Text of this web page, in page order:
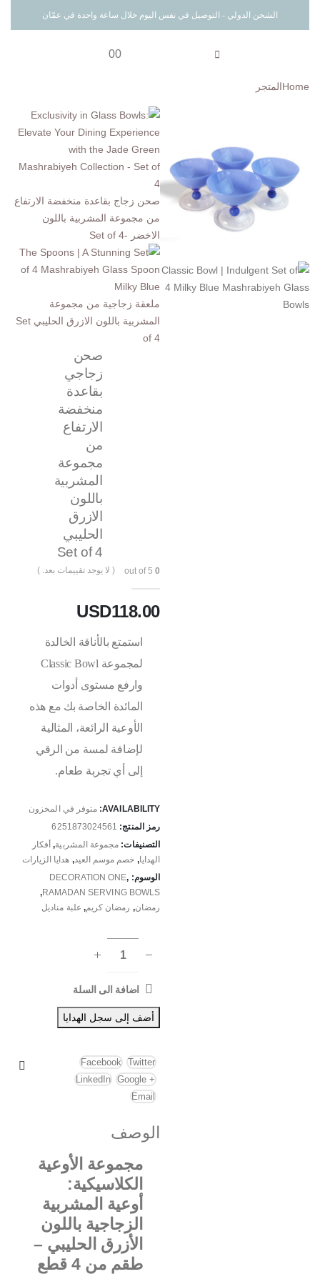
الشحن الدولي - التوصيل في نفس اليوم خلال ساعة واحدة في عمّان
00
Homeالمتجر
صحن زجاج بقاعدة منخفضة الارتفاع
من مجموعة المشربية باللون
الاخضر -Set of 4
ملعقة زجاجية من مجموعة
المشربية باللون الازرق الحليبي Set
of 4
صحن
زجاجي
بقاعدة
منخفضة
الارتفاع
من
مجموعة
المشربية
باللون
الازرق
الحليبي
Set of 4
0 ( لا يوجد تقييمات بعد. )
USD118.00
استمتع بالأناقة الخالدة
لمجموعة Classic Bowl
وارفع مستوى أدوات
المائدة الخاصة بك مع هذه
الأوعية الرائعة، المثالية
لإضافة لمسة من الرقي
إلى أي تجربة طعام.
AVAILABILITY: متوفر في المخزون
رمز المنتج: 6251873024561
التصنيفات: مجموعة المشربية, أفكار
الهدايا, خصم موسم العيد, هدايا الزيارات
الوسوم: DECORATION ONE,
RAMADAN SERVING BOWLS
,
رمضان, رمضان كريم, علبة مناديل
اضافة الى السلة
أضف إلى سجل الهدايا
Facebook
Twitter
LinkedIn
Google +
Email
الوصف
مجموعة الأوعية
الكلاسيكية:
أوعية المشربية
الزجاجية باللون
الأزرق الحليبي –
طقم من 4 قطع